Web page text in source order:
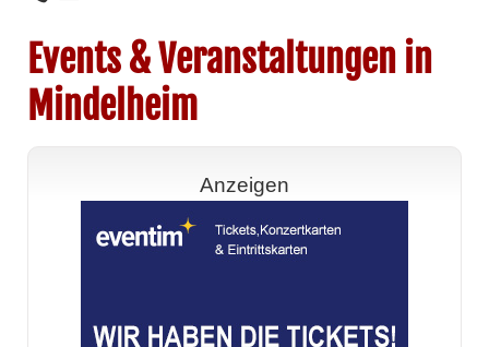
Events & Veranstaltungen in
Mindelheim
Anzeigen